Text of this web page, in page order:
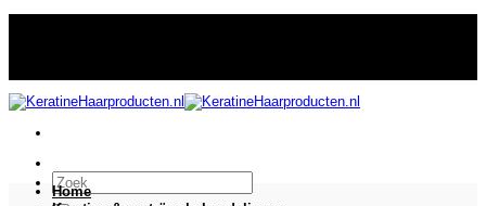
Zoeken
naar:
Home